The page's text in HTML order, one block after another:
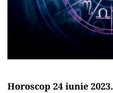
Horoscop 24 iunie